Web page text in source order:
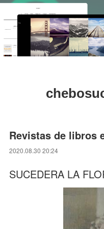
Revistas de libros
2020.08.30 20:24
SUCEDERA LA